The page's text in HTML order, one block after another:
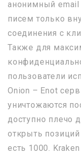
анонимный email
писем только
соединения с
Также для
пользователи
Onion – Enot
уничтожаются
доступно плечо
открыть позиций
есть 1000.